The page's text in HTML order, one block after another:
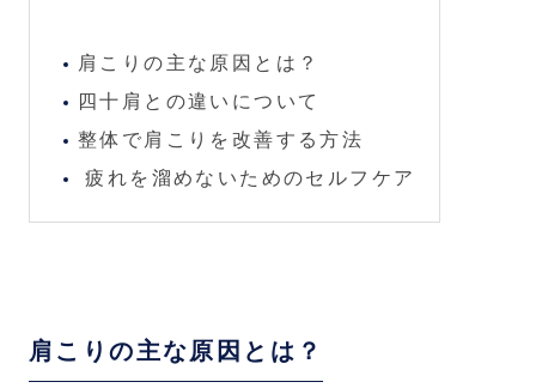
肩こりの主な原因とは？
四十肩との違いについて
整体で肩こりを改善する方法
疲れを溜めないためのセルフケア
肩こりの主な原因とは？